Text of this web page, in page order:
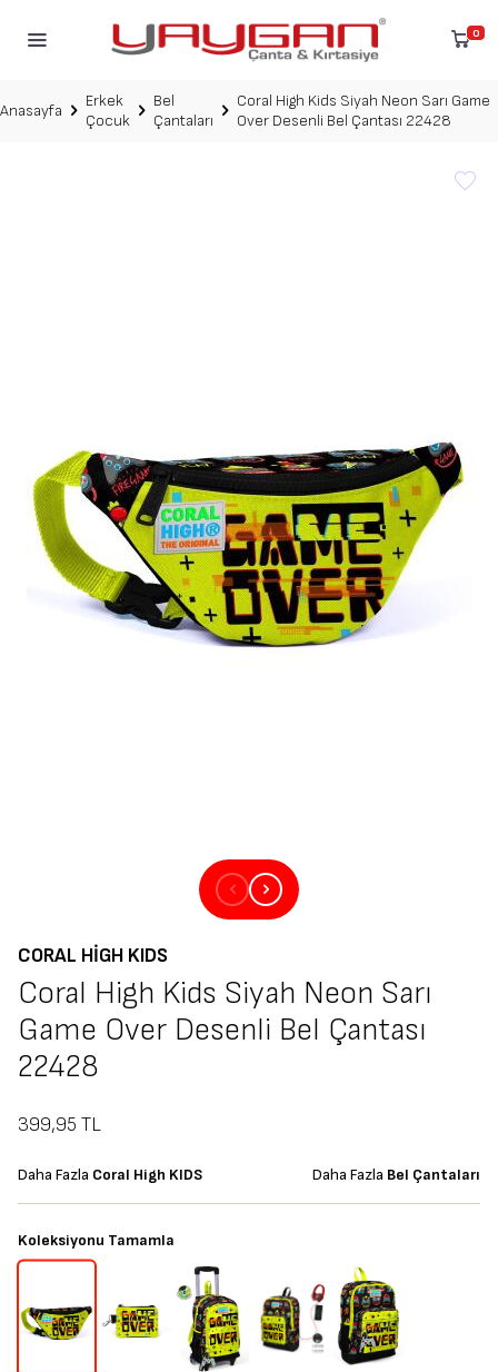
0
Anasayfa
Erkek
Çocuk
Bel
Çantaları
Coral High Kids Siyah Neon Sarı Game
Over Desenli Bel Çantası 22428
CORAL HIGH KIDS
Coral High Kids Siyah Neon Sarı
Game Over Desenli Bel Çantası
22428
399,95 TL
Daha Fazla Coral High KIDS Daha Fazla Bel Çantaları
Koleksiyonu Tamamla